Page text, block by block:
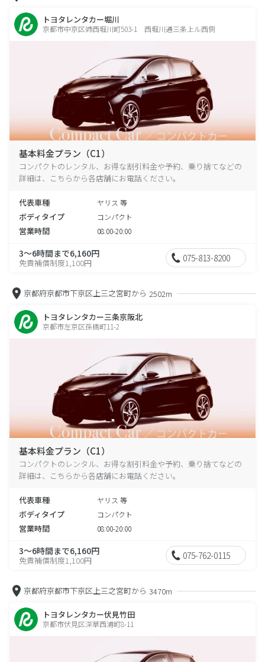
トヨタレンタカー堀川
京都市中京区姉西堀川町503-1 西堀川通三条上ル西側
基本料金プラン（C1）
コンパクトのレンタル、お得な割引料金や予約、乗り捨てなどの
詳細は、こちらから各店舗にお電話ください。
代表車種 ヤリス 等
ボディタイプ コンパクト
営業時間 08:00-20:00
3～6時間まで6,160円
免責補償制度1,100円 075-813-8200
京都府京都市下京区上三之宮町から 2502m
トヨタレンタカー三条京阪北
京都市左京区孫橋町11-2
基本料金プラン（C1）
コンパクトのレンタル、お得な割引料金や予約、乗り捨てなどの
詳細は、こちらから各店舗にお電話ください。
代表車種 ヤリス 等
ボディタイプ コンパクト
営業時間 08:00-20:00
3～6時間まで6,160円
免責補償制度1,100円 075-762-0115
京都府京都市下京区上三之宮町から 3470m
トヨタレンタカー伏見竹田
京都市伏見区深草西浦町8-11